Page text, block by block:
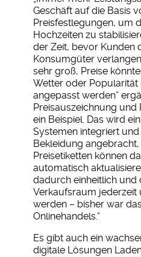
Geschäft auf die Basis
Preisfestlegungen, um
Hochzeiten zu
der Zeit, bevor Kunden
Konsumgüter
sehr groß, Preise
Wetter oder Popularität
angepasst werden“
Preisauszeichnung
ein Beispiel. Das wird
Systemen integriert
Bekleidung
Preisetiketten können
automatisch
dadurch einheitlich und
Verkaufsraum
werden – bisher war
Onlinehandels.“
Es gibt auch ein
digitale Lösungen